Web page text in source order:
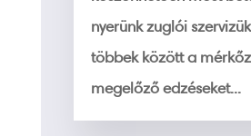
nyerünk zuglói
többek között a
megelőző edzéseket...